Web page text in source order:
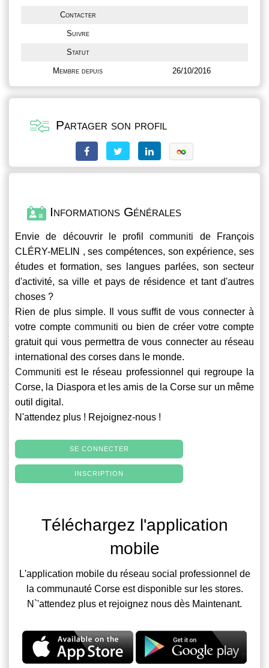
Contacter
Suivre
Statut
Membre depuis 26/10/2016
Partager son profil
Informations Générales
Envie de découvrir le profilcommuniti de François
CLÉRY-MELIN , ses compétences, son expérience, ses
études et formation, ses langues parlées, son secteur
d'activité, sa ville et pays de résidence et tant d'autres
choses ?
Rien de plus simple. Il vous suffit de vous connecter à
votre compte communiti ou bien de créer votre compte
gratuit qui vous permettra de vous connecter au réseau
international des corses dans le monde.
Communiti est le réseau professionnel qui regroupe la
Corse, la Diaspora et les amis de la Corse sur un même
outil digital.
N'attendez plus ! Rejoignez-nous !
SE CONNECTER
INSCRIPTION
Téléchargez l'application
mobile
L'application mobile du réseau social professionnel de
la communauté Corse est disponible sur les stores.
N`'attendez plus et rejoignez nous dès Maintenant.